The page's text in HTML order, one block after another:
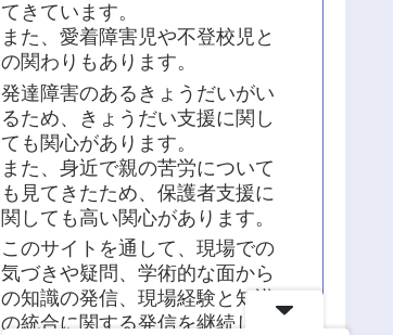
てきています。
また、愛着障害児や不登校児と
の関わりもあります。
発達障害のあるきょうだいがい
るため、きょうだい支援に関し
ても関心があります。
また、身近で親の苦労について
も見てきたため、保護者支援に
関しても高い関心があります。
このサイトを通して、現場での
気づきや疑問、学術的な面から
の知識の発信、現場経験と知識
の統合に関する発信を継続して